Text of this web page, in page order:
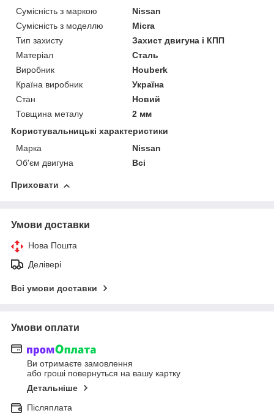
Сумісність з маркою
Nissan
Сумісність з моделлю
Micra
Тип захисту
Захист двигуна і КПП
Матеріал
Сталь
Виробник
Houberk
Країна виробник
Україна
Стан
Новий
Товщина металу
2 мм
Користувальницькі характеристики
Марка
Nissan
Об'єм двигуна
Всі
Приховати
Умови доставки
Нова Пошта
Делівері
Всі умови доставки
Умови оплати
Ви отримаєте замовлення
або гроші повернуться на вашу картку
Детальніше
Післяплата